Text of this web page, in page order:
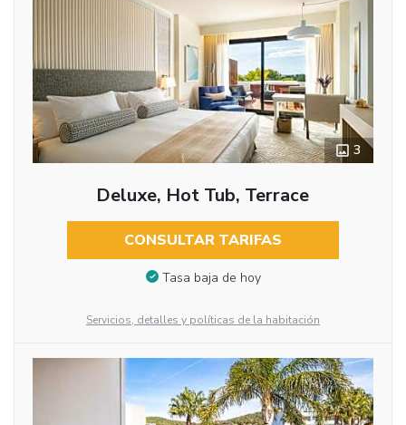
3
Deluxe, Hot Tub, Terrace
CONSULTAR TARIFAS
Tasa baja de hoy
Servicios, detalles y políticas de la habitación